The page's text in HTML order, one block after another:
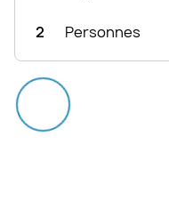
2 Personnes